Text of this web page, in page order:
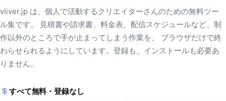
vliver.jp は、個人で活動するクリエイターさんのための無料ツー
ル集です。 見積書や請求書、料金表、配信スケジュールなど、制
作以外のところで手が止まってしまう作業を、 ブラウザだけで終
わらせられるようにしています。登録も、インストールも必要あ
りません。
すべて無料・登録なし